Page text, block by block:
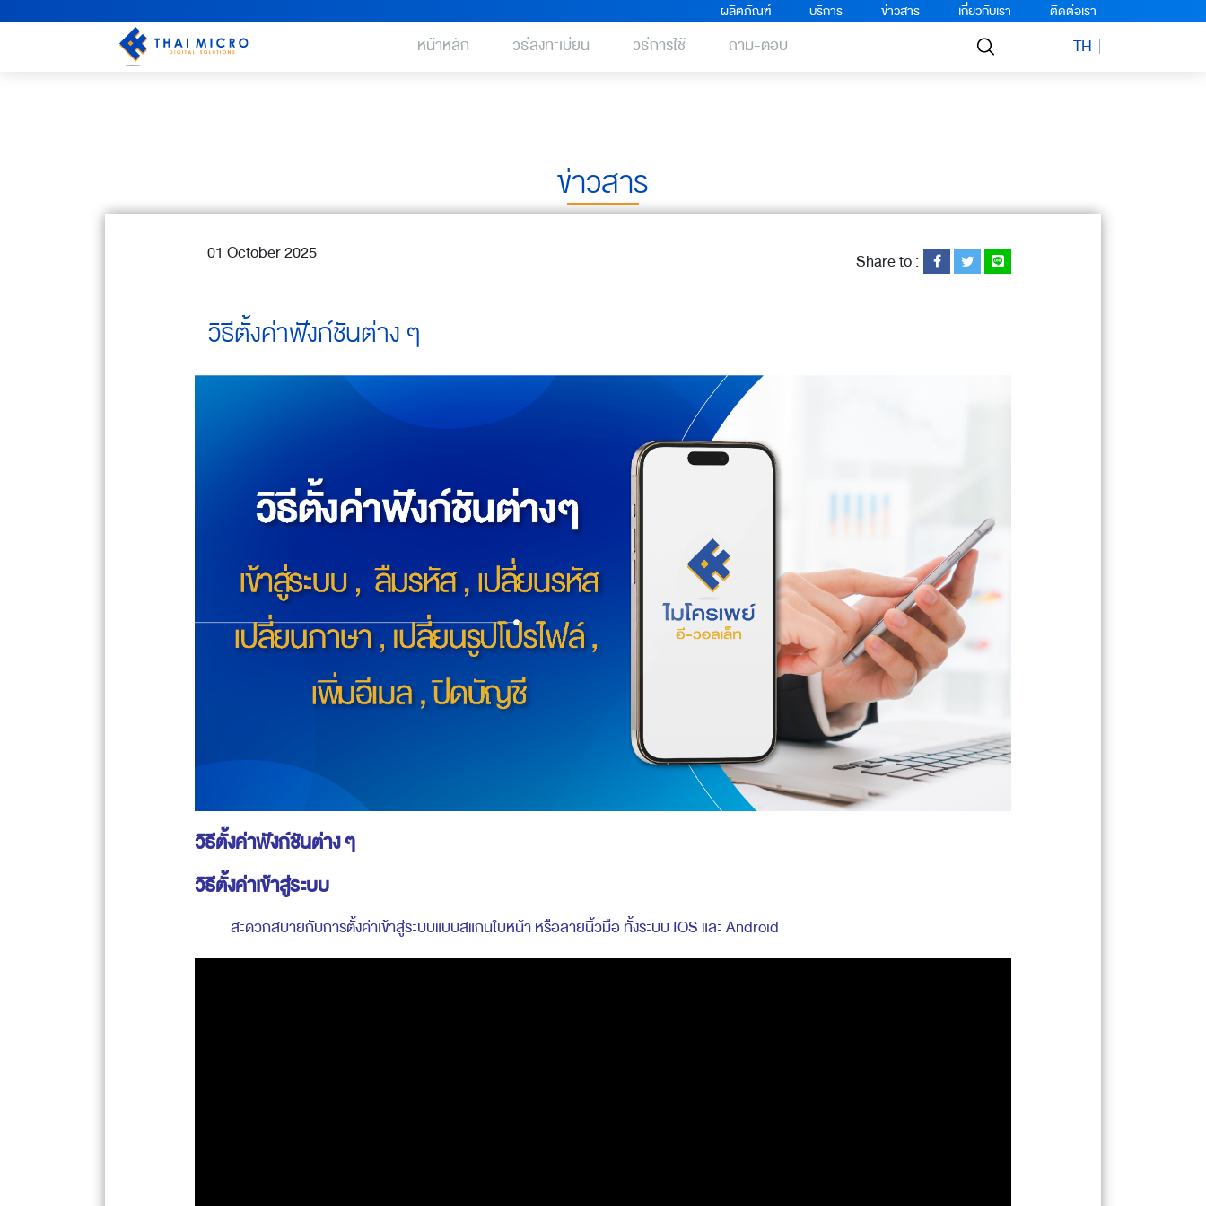
ผลิตภัณฑ์ บริการ ข่าวสาร เกี่ยวกับเรา ติดต่อเรา
หน้าหลัก วิธีลงทะเบียน วิธีการใช้ ถาม-ตอบ TH
ข่าวสาร
01 October 2025 Share to :
วิธีตั้งค่าฟังก์ชันต่าง ๆ
วิธีตั้งค่าฟังก์ชันต่าง ๆ
วิธีตั้งค่าเข้าสู่ระบบ
สะดวกสบายกับการตั้งค่าเข้าสู่ระบบแบบสแกนใบหน้า หรือลายนิ้วมือ ทั้งระบบ IOS และ Android